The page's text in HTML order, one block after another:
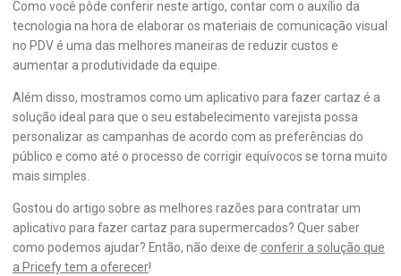
Como você pôde conferir neste artigo, contar com o auxílio da
tecnologia na hora de elaborar os materiais de comunicação visual
no PDV é uma das melhores maneiras de reduzir custos e
aumentar a produtividade da equipe.
Além disso, mostramos como um aplicativo para fazer cartaz é a
solução ideal para que o seu estabelecimento varejista possa
personalizar as campanhas de acordo com as preferências do
público e como até o processo de corrigir equívocos se torna muito
mais simples.
Gostou do artigo sobre as melhores razões para contratar um
aplicativo para fazer cartaz para supermercados? Quer saber
como podemos ajudar? Então, não deixe de conferir a solução que
a Pricefy tem a oferecer!